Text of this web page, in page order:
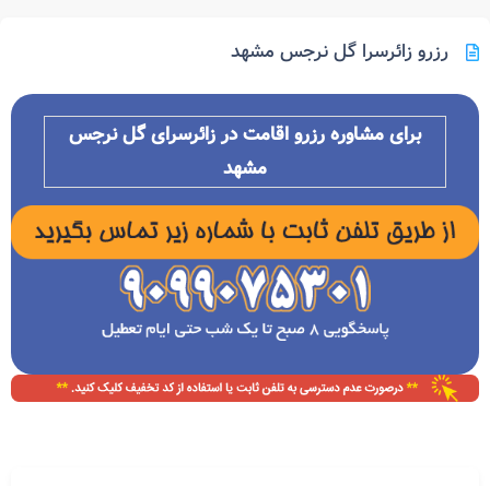
رزرو زائرسرا گل نرجس مشهد
برای مشاوره رزرو اقامت در زائرسرای گل نرجس
مشهد